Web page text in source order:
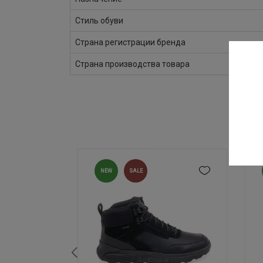
Стиль обуви
Страна регистрации бренда
Страна производства товара
NEW SALE